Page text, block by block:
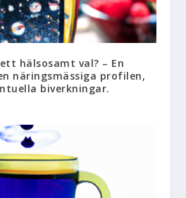
hälsosamt val? – En
näringsmässiga profilen,
biverkningar.